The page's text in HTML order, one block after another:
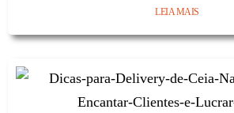
LEIA MAIS